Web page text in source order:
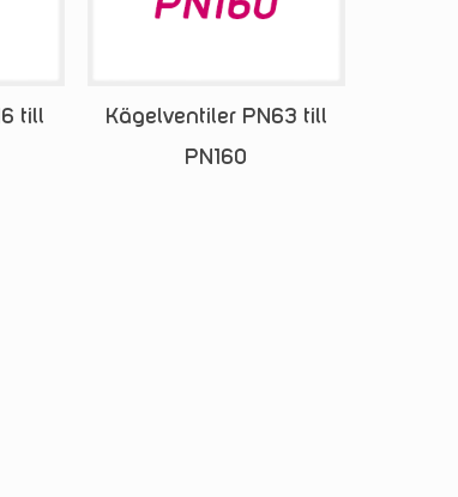
till
Kägelventiler PN63 till
PN160